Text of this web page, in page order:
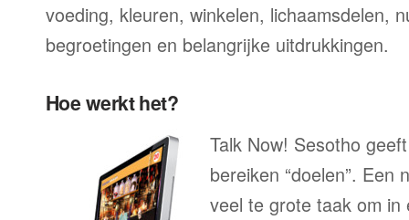
voeding, kleuren, winkelen, lichaamsdelen,
begroetingen en belangrijke uitdrukkingen.
Hoe werkt het?
Talk Now! Sesotho
bereiken “doelen”. Een
veel te grote taak om